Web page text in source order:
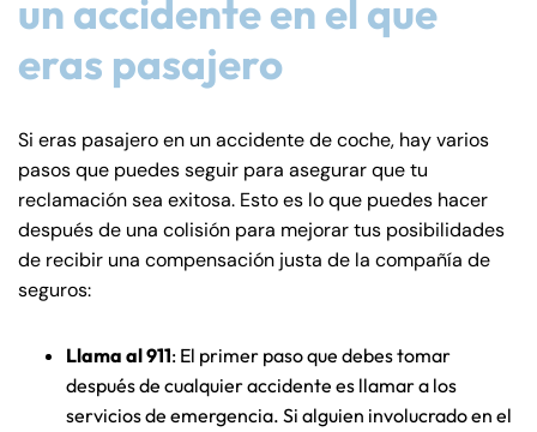
un accidente en el que
eras pasajero
Si eras pasajero en un accidente de coche, hay varios
pasos que puedes seguir para asegurar que tu
reclamación sea exitosa. Esto es lo que puedes hacer
después de una colisión para mejorar tus posibilidades
de recibir una compensación justa de la compañía de
seguros:
Llama al 911: El primer paso que debes tomar
después de cualquier accidente es llamar a los
servicios de emergencia. Si alguien involucrado en el
Tuesday
8:30 AM – 5:00
Thursday
8:30 AM – 5:00
PM
Friday
8:30 AM – 5:00
PM
Saturday
Sunday
Closed
Tuesday
8:30 AM – 5:00
Thursday
8:30 AM – 5:00
PM
Friday
8:30 AM – 5:00
PM
Saturday
Sunday
Closed